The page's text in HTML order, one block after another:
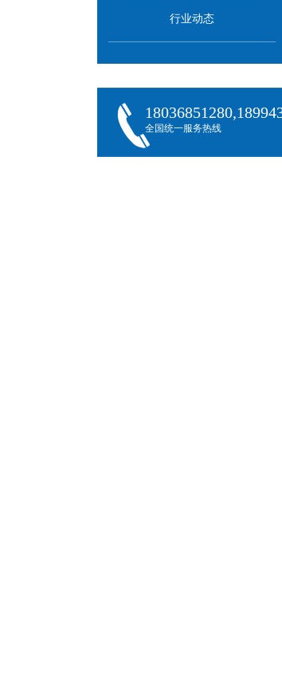
行业动态
全国统一服务热线